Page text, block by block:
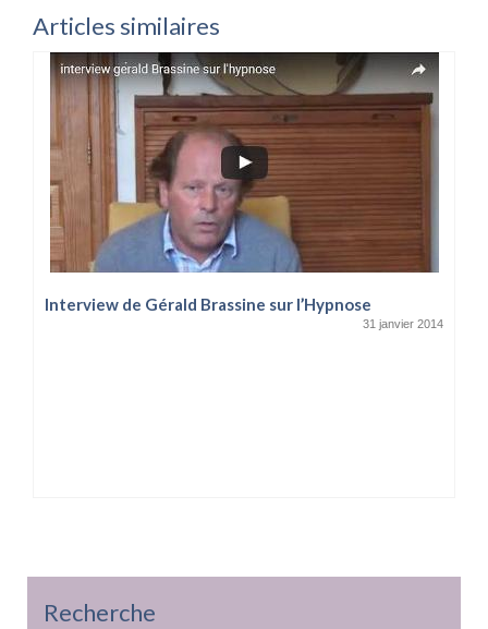
Articles similaires
Interview de Gérald Brassine sur l’Hypnose
31 janvier 2014
Recherche